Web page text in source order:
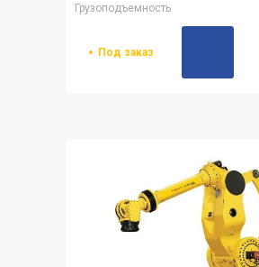
Грузоподъемность
Под заказ